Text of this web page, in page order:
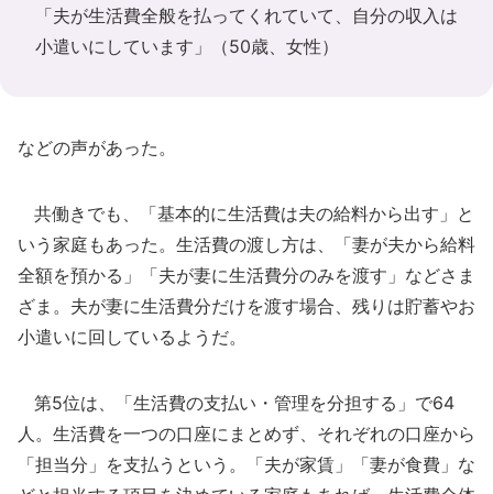
「夫が生活費全般を払ってくれていて、自分の収入は
小遣いにしています」（50歳、女性）
などの声があった。
共働きでも、「基本的に生活費は夫の給料から出す」と
いう家庭もあった。生活費の渡し方は、「妻が夫から給料
全額を預かる」「夫が妻に生活費分のみを渡す」などさま
ざま。夫が妻に生活費分だけを渡す場合、残りは貯蓄やお
小遣いに回しているようだ。
第5位は、「生活費の支払い・管理を分担する」で64
人。生活費を一つの口座にまとめず、それぞれの口座から
「担当分」を支払うという。「夫が家賃」「妻が食費」な